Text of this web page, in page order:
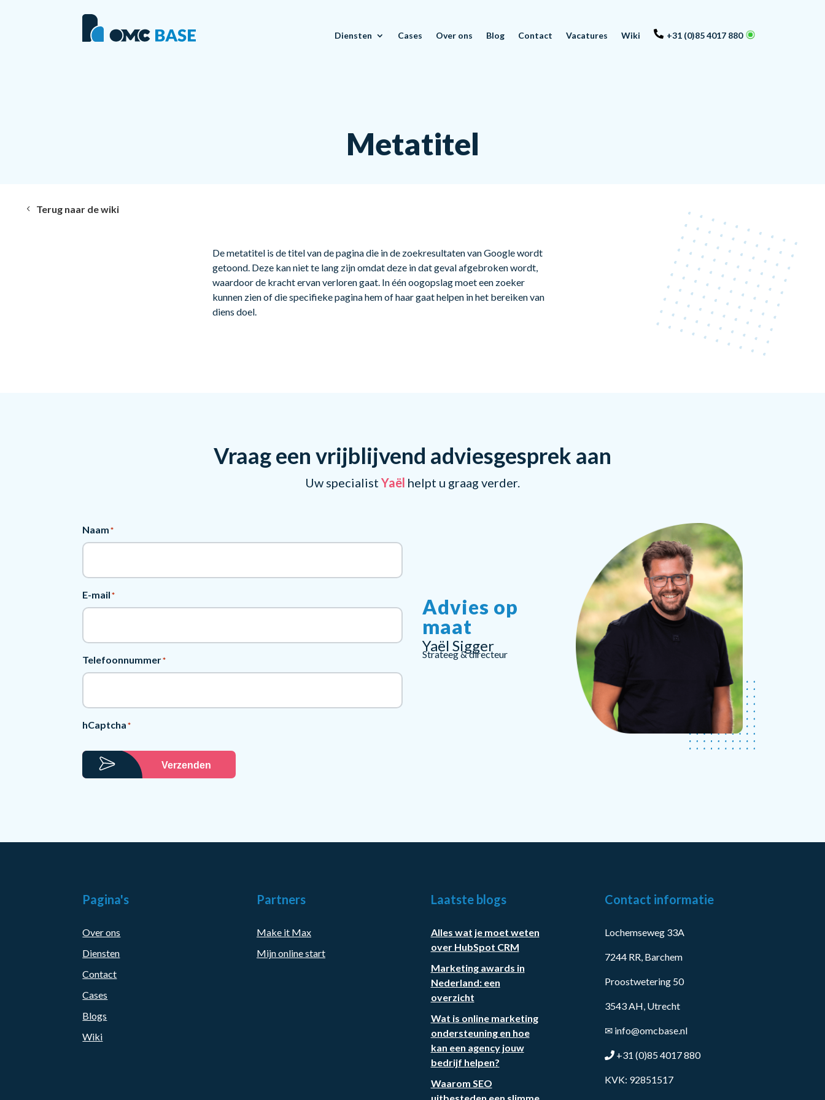
Diensten Cases Over ons Blog Contact Vacatures Wiki +31 (0)85 4017 880
Metatitel
Terug naar de wiki
De metatitel is de titel van de pagina die in de zoekresultaten van Google wordt
getoond. Deze kan niet te lang zijn omdat deze in dat geval afgebroken wordt,
waardoor de kracht ervan verloren gaat. In één oogopslag moet een zoeker
kunnen zien of die specifieke pagina hem of haar gaat helpen in het bereiken van
diens doel.
Vraag een vrijblijvend adviesgesprek aan
Uw specialist Yaël helpt u graag verder.
Naam *
E-mail *
Telefoonnummer*
hCaptcha *
Verzenden
Advies op
maat
Yaël Sigger
Strateeg & directeur
Pagina's
Over ons
Diensten
Contact
Cases
Blogs
Wiki
Partners
Make it Max
Mijn online start
Laatste blogs
Alles wat je moet weten
over HubSpot CRM
Marketing awards in
Nederland: een
overzicht
Wat is online marketing
ondersteuning en hoe
kan een agency jouw
bedrijf helpen?
Waarom SEO
uitbesteden een slimme
Contact informatie
Lochemseweg 33A
7244 RR, Barchem
Proostwetering 50
3543 AH, Utrecht
✉ info@omcbase.nl
+31 (0)85 4017 880
KVK: 92851517